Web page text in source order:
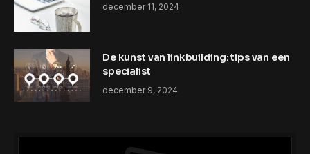
december 11, 2024
De kunst van linkbuilding: tips van een
specialist
december 9, 2024